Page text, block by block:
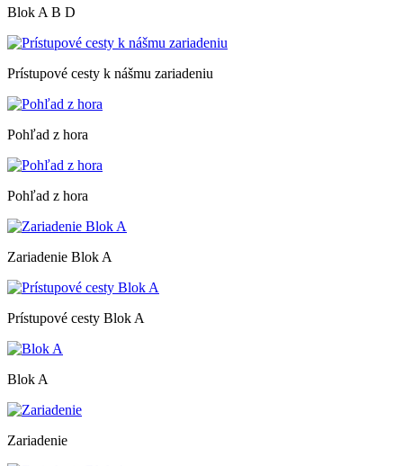
Blok A B D
Prístupové cesty k nášmu zariadeniu
Pohľad z hora
Pohľad z hora
Zariadenie Blok A
Prístupové cesty Blok A
Blok A
Zariadenie